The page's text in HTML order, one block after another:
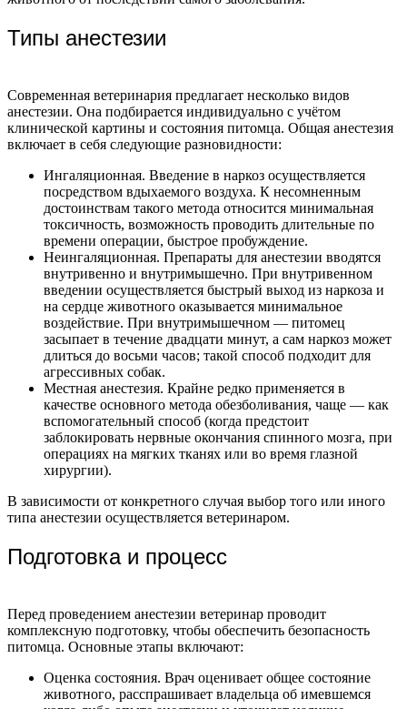
Типы анестезии
Современная ветеринария предлагает несколько видов
анестезии. Она подбирается индивидуально с учётом
клинической картины и состояния питомца. Общая анестезия
включает в себя следующие разновидности:
Ингаляционная. Введение в наркоз осуществляется
посредством вдыхаемого воздуха. К несомненным
достоинствам такого метода относится минимальная
токсичность, возможность проводить длительные по
времени операции, быстрое пробуждение.
Неингаляционная. Препараты для анестезии вводятся
внутривенно и внутримышечно. При внутривенном
введении осуществляется быстрый выход из наркоза и
на сердце животного оказывается минимальное
воздействие. При внутримышечном — питомец
засыпает в течение двадцати минут, а сам наркоз может
длиться до восьми часов; такой способ подходит для
агрессивных собак.
Местная анестезия. Крайне редко применяется в
качестве основного метода обезболивания, чаще — как
вспомогательный способ (когда предстоит
заблокировать нервные окончания спинного мозга, при
операциях на мягких тканях или во время глазной
хирургии).
В зависимости от конкретного случая выбор того или иного
типа анестезии осуществляется ветеринаром.
Подготовка и процесс
Перед проведением анестезии ветеринар проводит
комплексную подготовку, чтобы обеспечить безопасность
питомца. Основные этапы включают:
Оценка состояния. Врач оценивает общее состояние
животного, расспрашивает владельца об имевшемся